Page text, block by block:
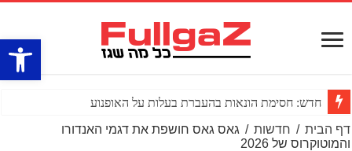
פתח
חדש: חסימת הונאות בהעברת בעלות על האופנוע
דף הבית / חדשות / גאס גאס חושפת את דגמי האנדורו
והמוטוקרוס של 2026